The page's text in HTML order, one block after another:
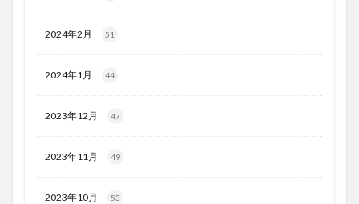
2024年2月 51
2024年1月 44
2023年12月 47
2023年11月 49
2023年10月 53